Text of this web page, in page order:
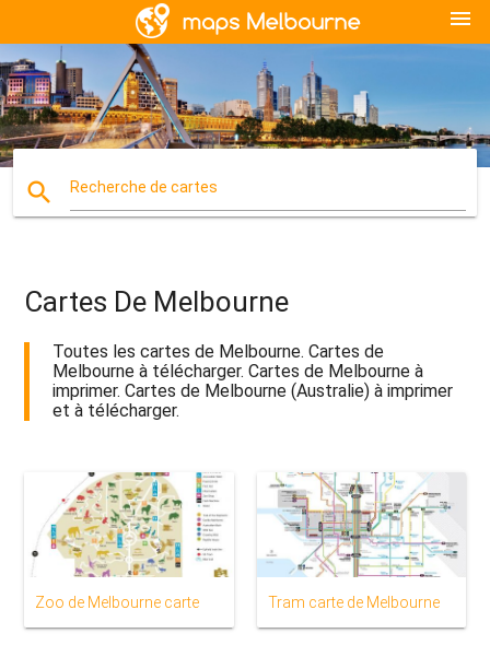
menu
search Recherche de cartes
Cartes De Melbourne
Toutes les cartes de Melbourne. Cartes de
Melbourne à télécharger. Cartes de Melbourne à
imprimer. Cartes de Melbourne (Australie) à imprimer
et à télécharger.
Zoo de Melbourne carte Tram carte de Melbourne